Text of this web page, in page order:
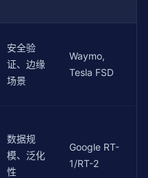
perf /
*
*
for i in
env,
env)
- bc_score:.1f}"
果）：
的 60-80%)
始专家)
要 5-10 倍训练步数）
安全验
证、边缘
场景
Waymo,
Tesla FSD
数据规
模、泛化
性
Google RT-
1/RT-2